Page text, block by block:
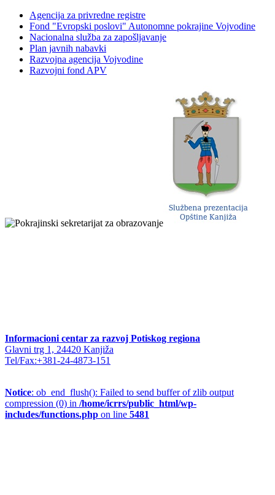
Agencija za privredne registre
Fond "Evropski poslovi" Autonomne pokrajine Vojvodine
Nacionalna služba za zapošljavanje
Plan javnih nabavki
Razvojna agencija Vojvodine
Razvojni fond APV
Informacioni centar za razvoj Potiskog regiona
Glavni trg 1, 24420 Kanjiža
Tel/Fax:+381-24-4873-151
Notice: ob_end_flush(): Failed to send buffer of zlib output
compression (0) in /home/icrrs/public_html/wp-
includes/functions.php on line 5481